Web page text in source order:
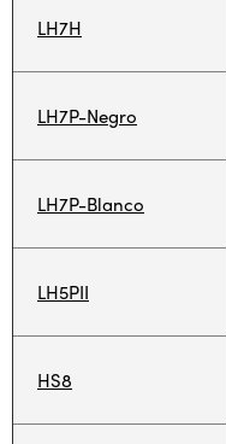
LH7H
LH7P-Negro
LH7P-Blanco
LH5PII
HS8